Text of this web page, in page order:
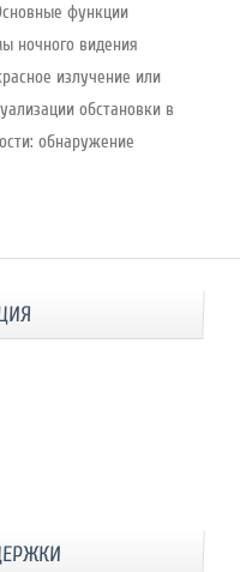
функции
ночного видения
излучение или
обстановки в
обнаружение